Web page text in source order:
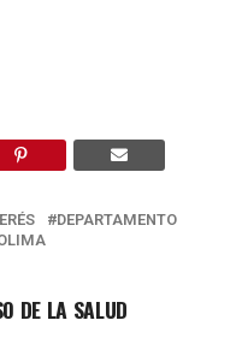
DEPARTAMENTO
DE LA SALUD